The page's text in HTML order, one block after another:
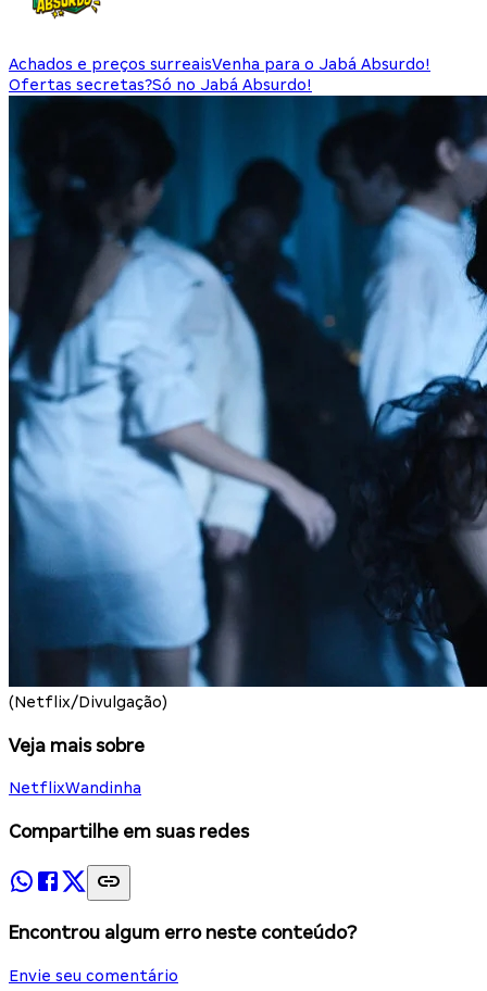
Achados e preços surreaisVenha para o Jabá Absurdo!
Ofertas secretas?Só no Jabá Absurdo!
(Netflix/Divulgação)
Veja mais sobre
NetflixWandinha
Compartilhe em suas redes
Encontrou algum erro neste conteúdo?
Envie seu comentário